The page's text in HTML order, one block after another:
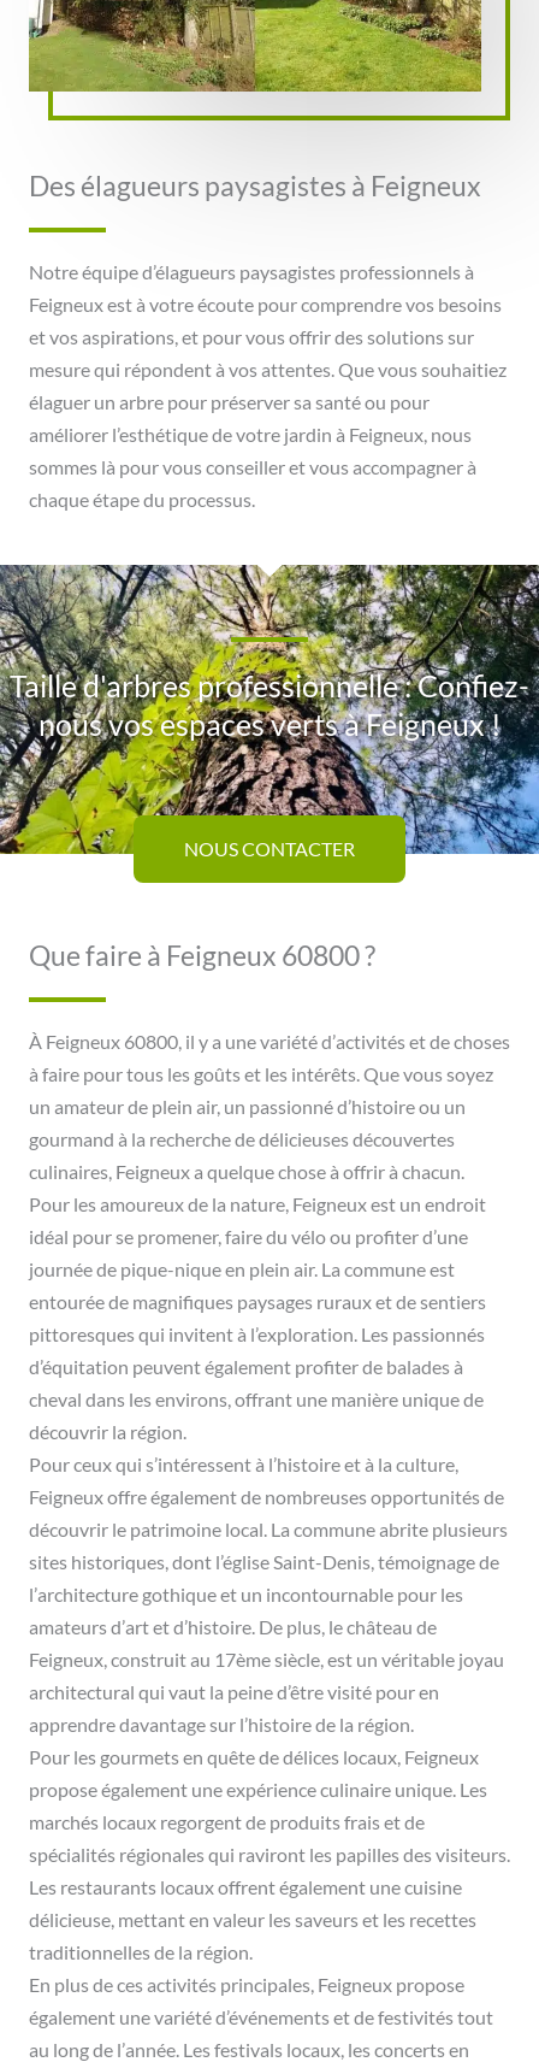
Des élagueurs paysagistes à Feigneux
Notre équipe d’élagueurs paysagistes professionnels à
Feigneux est à votre écoute pour comprendre vos besoins
et vos aspirations, et pour vous offrir des solutions sur
mesure qui répondent à vos attentes. Que vous souhaitiez
élaguer un arbre pour préserver sa santé ou pour
améliorer l’esthétique de votre jardin à Feigneux, nous
sommes là pour vous conseiller et vous accompagner à
chaque étape du processus.
Taille d'arbres professionnelle : Confiez-
nous vos espaces verts à Feigneux !
NOUS CONTACTER
Que faire à Feigneux 60800 ?
À Feigneux 60800, il y a une variété d’activités et de choses
à faire pour tous les goûts et les intérêts. Que vous soyez
un amateur de plein air, un passionné d’histoire ou un
gourmand à la recherche de délicieuses découvertes
culinaires, Feigneux a quelque chose à offrir à chacun.
Pour les amoureux de la nature, Feigneux est un endroit
idéal pour se promener, faire du vélo ou profiter d’une
journée de pique-nique en plein air. La commune est
entourée de magnifiques paysages ruraux et de sentiers
pittoresques qui invitent à l’exploration. Les passionnés
d’équitation peuvent également profiter de balades à
cheval dans les environs, offrant une manière unique de
découvrir la région.
Pour ceux qui s’intéressent à l’histoire et à la culture,
Feigneux offre également de nombreuses opportunités de
découvrir le patrimoine local. La commune abrite plusieurs
sites historiques, dont l’église Saint-Denis, témoignage de
l’architecture gothique et un incontournable pour les
amateurs d’art et d’histoire. De plus, le château de
Feigneux, construit au 17ème siècle, est un véritable joyau
architectural qui vaut la peine d’être visité pour en
apprendre davantage sur l’histoire de la région.
Pour les gourmets en quête de délices locaux, Feigneux
propose également une expérience culinaire unique. Les
marchés locaux regorgent de produits frais et de
spécialités régionales qui raviront les papilles des visiteurs.
Les restaurants locaux offrent également une cuisine
délicieuse, mettant en valeur les saveurs et les recettes
traditionnelles de la région.
En plus de ces activités principales, Feigneux propose
également une variété d’événements et de festivités tout
au long de l’année. Les festivals locaux, les concerts en